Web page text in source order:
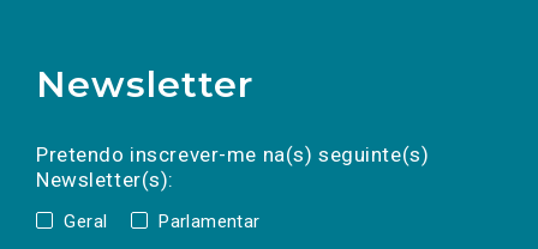
Newsletter
Pretendo inscrever-me na(s) seguinte(s)
Newsletter(s):
Geral Parlamentar
a(s) newsletter(s).
mail